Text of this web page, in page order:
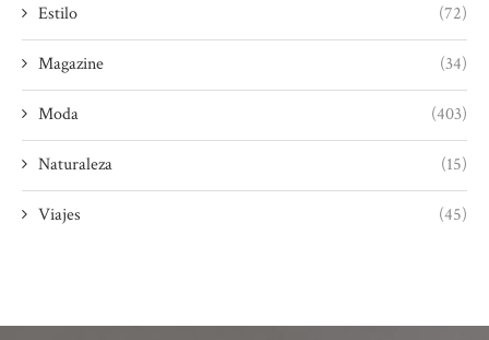
Estilo (72)
Magazine (34)
Moda (403)
Naturaleza (15)
Viajes (45)